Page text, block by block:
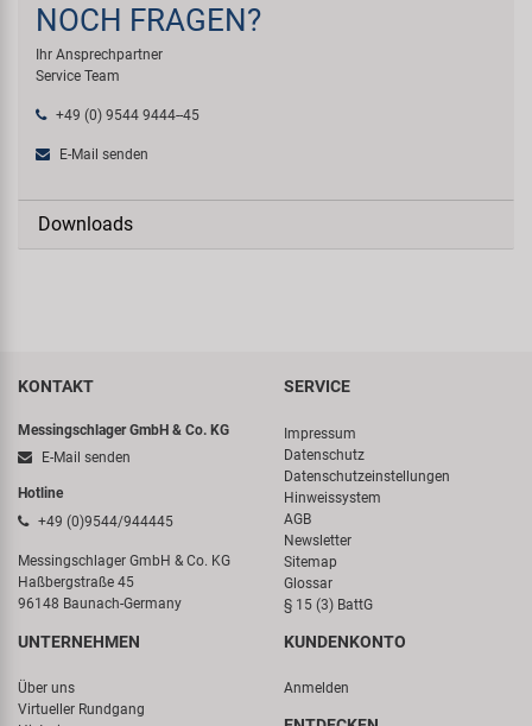
NOCH FRAGEN?
Ihr Ansprechpartner
Service Team
+49 (0) 9544 9444--45
E-Mail senden
Downloads
KONTAKT
Messingschlager GmbH & Co. KG
E-Mail senden
Hotline
+49 (0)9544/944445
Messingschlager GmbH & Co. KG
Haßbergstraße 45
96148 Baunach-Germany
SERVICE
Impressum
Datenschutz
Datenschutzeinstellungen
Hinweissystem
AGB
Newsletter
Sitemap
Glossar
§ 15 (3) BattG
UNTERNEHMEN
Über uns
Virtueller Rundgang
KUNDENKONTO
Anmelden